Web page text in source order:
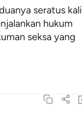
seratus kali
hukum
seksa yang